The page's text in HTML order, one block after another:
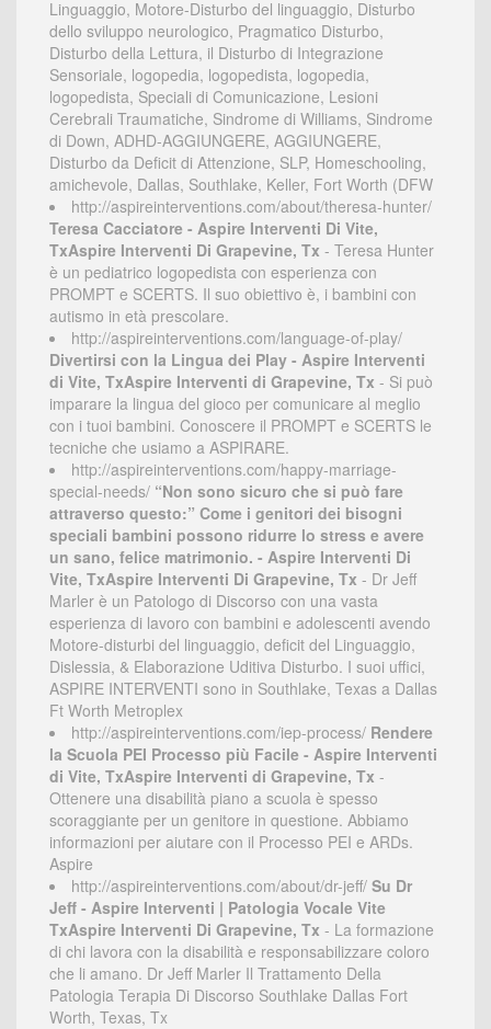
Linguaggio, Motore-Disturbo del linguaggio, Disturbo
dello sviluppo neurologico, Pragmatico Disturbo,
Disturbo della Lettura, il Disturbo di Integrazione
Sensoriale, logopedia, logopedista, logopedia,
logopedista, Speciali di Comunicazione, Lesioni
Cerebrali Traumatiche, Sindrome di Williams, Sindrome
di Down, ADHD-AGGIUNGERE, AGGIUNGERE,
Disturbo da Deficit di Attenzione, SLP, Homeschooling,
amichevole, Dallas, Southlake, Keller, Fort Worth (DFW
http://aspireinterventions.com/about/theresa-hunter/
Teresa Cacciatore - Aspire Interventi Di Vite,
TxAspire Interventi Di Grapevine, Tx - Teresa Hunter
è un pediatrico logopedista con esperienza con
PROMPT e SCERTS. Il suo obiettivo è, i bambini con
autismo in età prescolare.
http://aspireinterventions.com/language-of-play/
Divertirsi con la Lingua dei Play - Aspire Interventi
di Vite, TxAspire Interventi di Grapevine, Tx - Si può
imparare la lingua del gioco per comunicare al meglio
con i tuoi bambini. Conoscere il PROMPT e SCERTS le
tecniche che usiamo a ASPIRARE.
http://aspireinterventions.com/happy-marriage-
special-needs/ “Non sono sicuro che si può fare
attraverso questo:” Come i genitori dei bisogni
speciali bambini possono ridurre lo stress e avere
un sano, felice matrimonio. - Aspire Interventi Di
Vite, TxAspire Interventi Di Grapevine, Tx - Dr Jeff
Marler è un Patologo di Discorso con una vasta
esperienza di lavoro con bambini e adolescenti avendo
Motore-disturbi del linguaggio, deficit del Linguaggio,
Dislessia, & Elaborazione Uditiva Disturbo. I suoi uffici,
ASPIRE INTERVENTI sono in Southlake, Texas a Dallas
Ft Worth Metroplex
http://aspireinterventions.com/iep-process/ Rendere
la Scuola PEI Processo più Facile - Aspire Interventi
di Vite, TxAspire Interventi di Grapevine, Tx -
Ottenere una disabilità piano a scuola è spesso
scoraggiante per un genitore in questione. Abbiamo
informazioni per aiutare con il Processo PEI e ARDs.
Aspire
http://aspireinterventions.com/about/dr-jeff/ Su Dr
Jeff - Aspire Interventi | Patologia Vocale Vite
TxAspire Interventi Di Grapevine, Tx - La formazione
di chi lavora con la disabilità e responsabilizzare coloro
che li amano. Dr Jeff Marler Il Trattamento Della
Patologia Terapia Di Discorso Southlake Dallas Fort
Worth, Texas, Tx